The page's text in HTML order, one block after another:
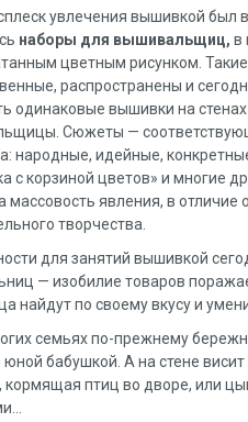
увлечения вышивкой был
наборы для вышивальщиц, в
цветным рисунком.
распространены и
одинаковые вышивки на
Сюжеты —
народные, идейные,
с корзиной цветов» и многие
массовость явления, в
творчества.
для занятий вышивкой
— изобилие товаров
найдут по своему вкусу и
семьях по-прежнему
юной бабушкой. А на стене
кормящая птиц во дворе, или